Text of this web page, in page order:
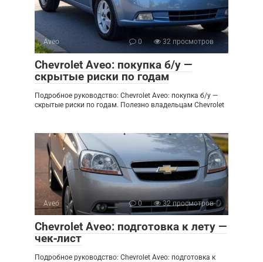
Aveo 0 32 просмотров
Chevrolet Aveo: покупка б/у —
скрытые риски по годам
Подробное руководство: Chevrolet Aveo: покупка б/у —
скрытые риски по годам. Полезно владельцам Chevrolet
Aveo 0 32 просмотров
Chevrolet Aveo: подготовка к лету —
чек‑лист
Подробное руководство: Chevrolet Aveo: подготовка к